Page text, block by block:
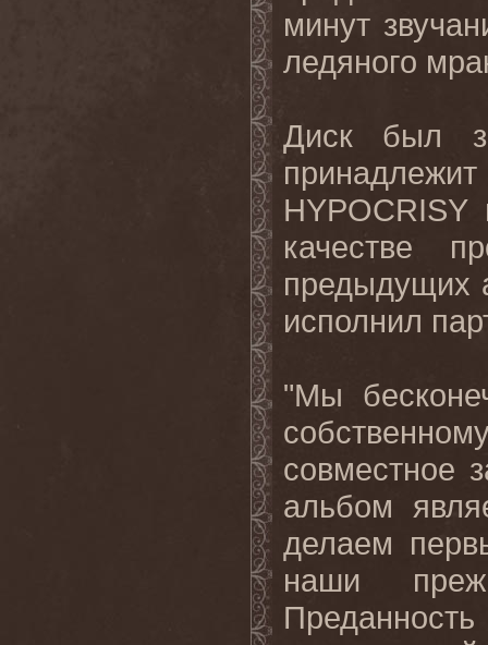
минут
ледяного
Диск был
принадлежит
качестве
предыдущих
исполнил
"Мы
совместное
альбом
делаем
наши